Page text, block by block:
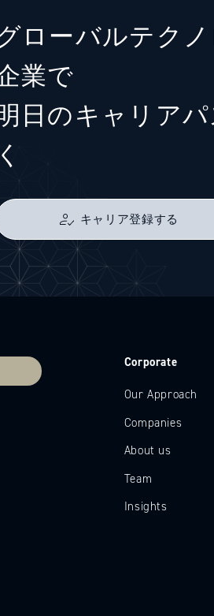
ローバルテク
業で
日のキャリア
く
キャリア登録する
Corporate
Our Approach
Companies
About us
Team
Insights